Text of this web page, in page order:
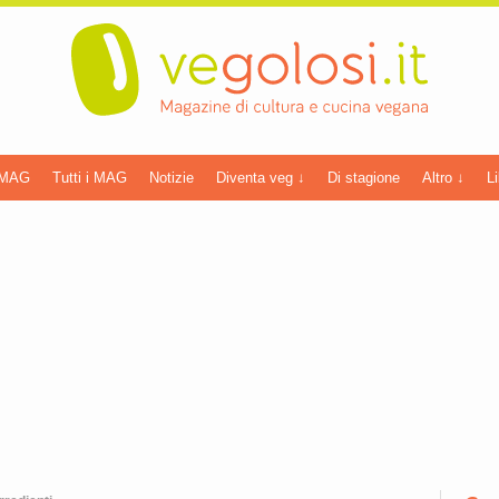
Tutti i MAG Notizie Diventa veg ↓ Di stagione Altro ↓